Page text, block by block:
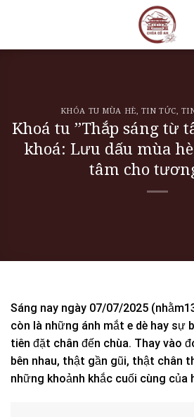
KHÓA TU MÙA HÈ TIN TỨC
Khoá tu ”Thắp sáng từ
khoá: Lưu dấu mùa
tâm cho
Sáng nay ngày 07/07/2025
còn là những ánh mắt e dè hay sự
tiên đặt chân đến chùa. Thay vào
bên nhau, thật gần gũi, thật chân
những khoảnh khắc cuối cùng của